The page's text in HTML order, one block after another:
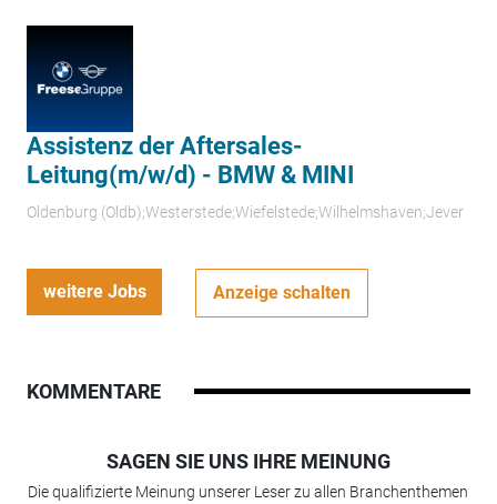
Assistenz der Aftersales-
Leitung(m/w/d) - BMW & MINI
Oldenburg (Oldb);Westerstede;Wiefelstede;Wilhelmshaven;Jever
weitere Jobs Anzeige schalten
KOMMENTARE
SAGEN SIE UNS IHRE MEINUNG
Die qualifizierte Meinung unserer Leser zu allen Branchenthemen